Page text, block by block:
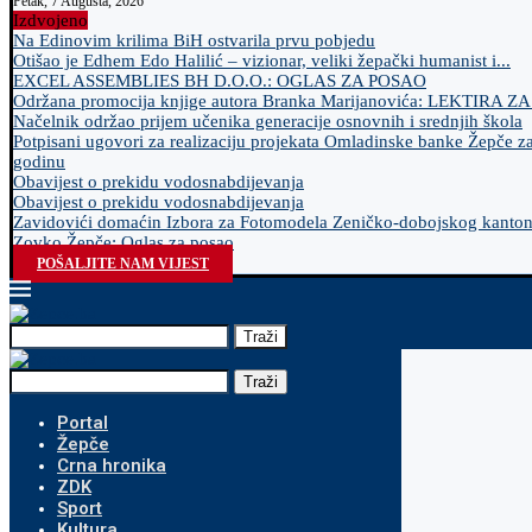
Izdvojeno
Na Edinovim krilima BiH ostvarila prvu pobjedu
Otišao je Edhem Edo Halilić – vizionar, veliki žepački humanist i...
EXCEL ASSEMBLIES BH D.O.O.: OGLAS ZA POSAO
Održana promocija knjige autora Branka Marijanovića: LEKTIRA
Načelnik održao prijem učenika generacije osnovnih i srednjih škola
Potpisani ugovori za realizaciju projekata Omladinske banke Žepče
godinu
Obavijest o prekidu vodosnabdijevanja
Obavijest o prekidu vodosnabdijevanja
Zavidovići domaćin Izbora za Fotomodela Zeničko-dobojskog
Zovko Žepče: Oglas za posao
POŠALJITE NAM VIJEST
Traži
Traži
Portal
Žepče
Crna hronika
ZDK
Sport